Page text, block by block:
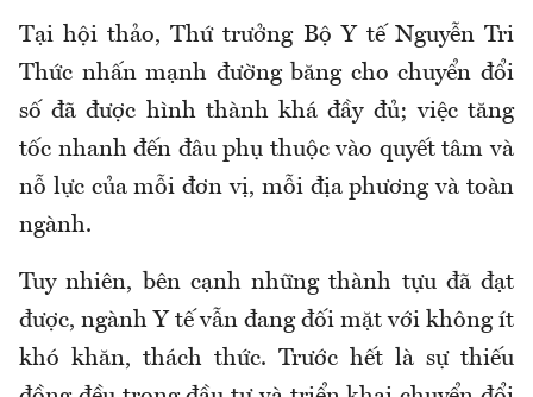
Tại hội thảo, Thứ trưởng Bộ Y tế Nguyễn Tri
Thức nhấn mạnh đường băng cho chuyển đổi
số đã được hình thành khá đầy đủ; việc tăng
tốc nhanh đến đâu phụ thuộc vào quyết tâm và
nỗ lực của mỗi đơn vị, mỗi địa phương và toàn
ngành.
Tuy nhiên, bên cạnh những thành tựu đã đạt
được, ngành Y tế vẫn đang đối mặt với không ít
khó khăn, thách thức. Trước hết là sự thiếu